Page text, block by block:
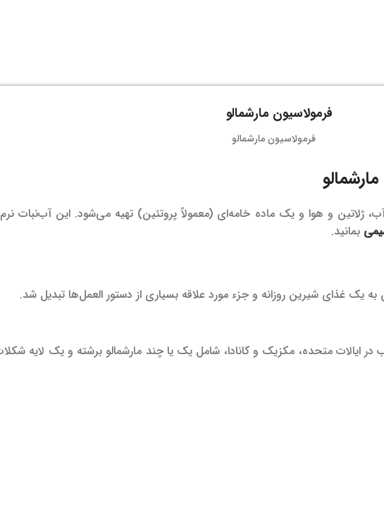
فرمولاسیون مارشمالو
ژلاتین و هوا و یک ماده خامه‌ای (معمولاً پروتئین) تهیه می‌شود. این آب‌نبات
بمانید.
یک غذای شیرین روزانه و جزء مورد علاقه بسیاری از دستور العمل‌ها تبدیل شد.
ایالات متحده، مکزیک و کانادا، شامل یک یا چند مارشمالو برشته و یک لایه